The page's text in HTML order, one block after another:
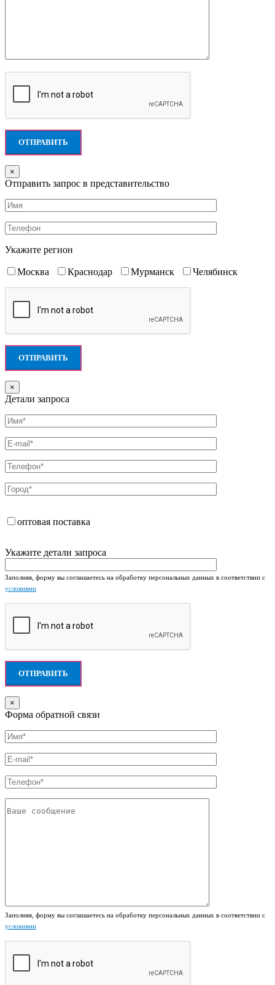
×
Отправить запрос в представительство
Укажите регион
Москва Краснодар Мурманск Челябинск
×
Детали запроса
оптовая поставка
Укажите детали запроса
Заполняя, форму вы соглашаетесь на обработку персональных данных в соответствии с
условиями
×
Форма обратной связи
Заполняя, форму вы соглашаетесь на обработку персональных данных в соответствии с
условиями